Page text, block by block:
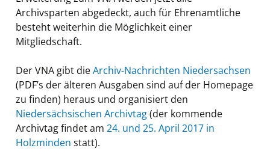
Archivsparten abgedeckt, auch für Ehrenamtliche
besteht weiterhin die Möglichkeit einer
Mitgliedschaft.
Der VNA gibt dieArchiv-Nachrichten Niedersachsen
(PDF’s der älteren Ausgaben sind auf der Homepage
zu finden) heraus und organisiert den
Niedersächsischen Archivtag(der kommende
Archivtag findet am 24. und 25. April 2017 in
Holzminden statt).